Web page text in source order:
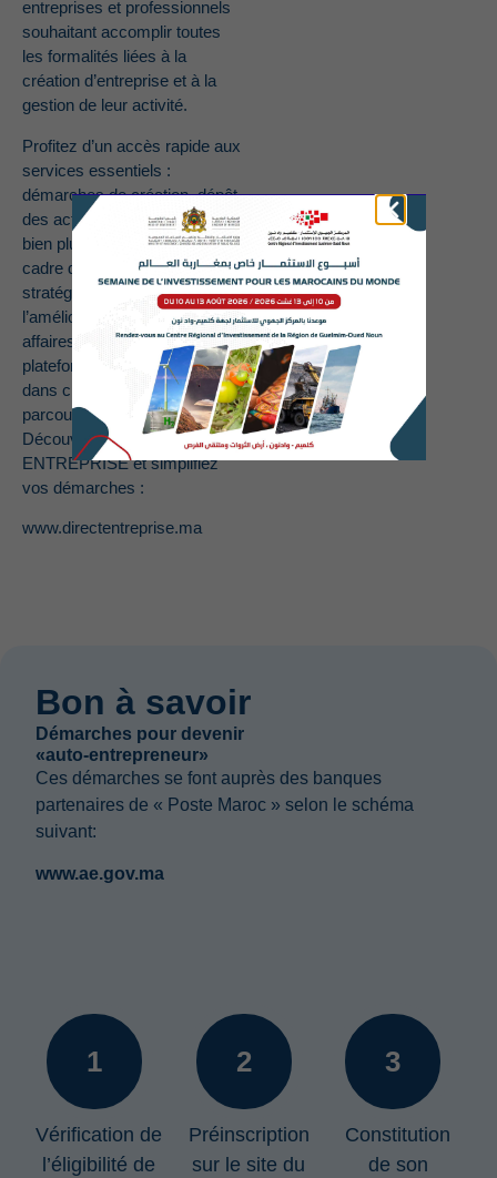
entreprises et professionnels
souhaitant accomplir toutes
les formalités liées à la
création d’entreprise et à la
gestion de leur activité.
Profitez d’un accès rapide aux
services essentiels :
démarches de création, dépôt
des actes, certifications, et
bien plus. S’inscrivant dans le
cadre des initiatives
stratégiques visant
l’amélioration du climat des
affaires au Maroc, cette
plateforme vous accompagne
dans chaque étape de votre
parcours entrepreneurial.
Découvrez DIRECT
ENTREPRISE et simplifiez
vos démarches :
www.directentreprise.ma
Bon à savoir
Démarches pour devenir
«auto-entrepreneur»
Ces démarches se font auprès des banques
partenaires de « Poste Maroc » selon le schéma
suivant:
www.ae.gov.ma
1
Vérification de
l’éligibilité de
2
Préinscription
sur le site du
3
Constitution
de son